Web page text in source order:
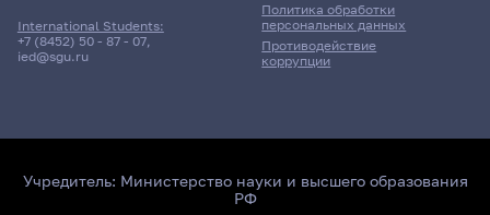
International Students:
+7 (8452) 50 - 87 - 07,
ied@sgu.ru
Политика обработки
персональных данных
Противодействие
коррупции
Учредитель: Министерство науки и высшего образования
РФ